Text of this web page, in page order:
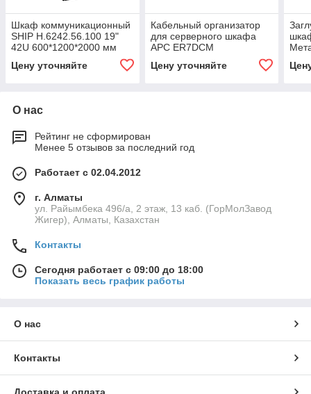
Шкаф коммуникационный
SHIP H.6242.56.100 19"
42U 600*1200*2000 мм
Цену уточняйте
Кабельный организатор
для серверного шкафа
APC ER7DCM
Цену уточняйте
О нас
Рейтинг не сформирован
Менее 5 отзывов за последний год
Работает с 02.04.2012
г. Алматы
ул. Райымбека 496/а, 2 этаж, 13 каб. (ГорМолЗавод
Жигер), Алматы, Казахстан
Контакты
Сегодня работает с 09:00 до 18:00
Показать весь график работы
О нас
Контакты